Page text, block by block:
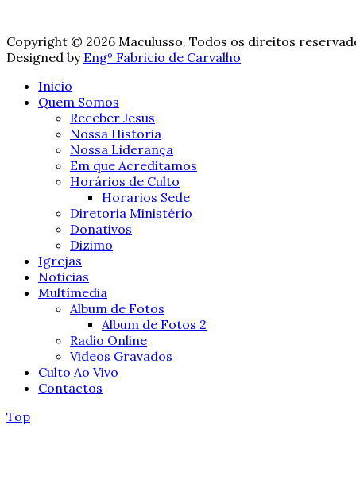
Copyright © 2026 Maculusso. Todos os direitos
Designed by Engº Fabricio de Carvalho
Inicio
Quem Somos
Receber Jesus
Nossa Historia
Nossa Liderança
Em que Acreditamos
Horários de Culto
Horarios Sede
Diretoria Ministério
Donativos
Dizimo
Igrejas
Noticias
Multímedia
Album de Fotos
Album de Fotos 2
Radio Online
Videos Gravados
Culto Ao Vivo
Contactos
Top